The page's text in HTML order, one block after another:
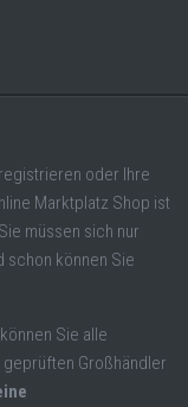
oder Ihre
Marktplatz Shop ist
müssen sich nur
schon können Sie
Sie alle
Großhändler